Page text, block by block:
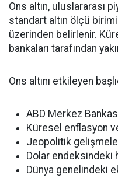
Ons altın, uluslararası
standart altın ölçü
üzerinden belirlenir.
bankaları tarafından
Ons altını etkileyen
ABD Merkez
Küresel enflasyon
Jeopolitik
Dolar endeksindeki
Dünya genelindeki